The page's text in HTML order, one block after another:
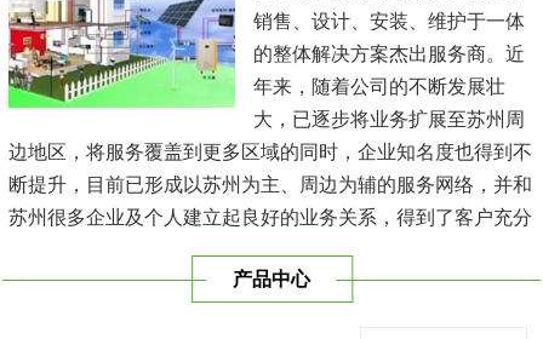
销售、设计、安装、维护于一体
的整体解决方案杰出服务商。近
年来，随着公司的不断发展壮
大，已逐步将业务扩展至苏州周
边地区，将服务覆盖到更多区域的同时，企业知名度也得到不
断提升，目前已形成以苏州为主、周边为辅的服务网络，并和
苏州很多企业及个人建立起良好的业务关系，得到了客户充分
与时俱进，树立良好的企业形象，以优质的服务、优质的技术
产品中心